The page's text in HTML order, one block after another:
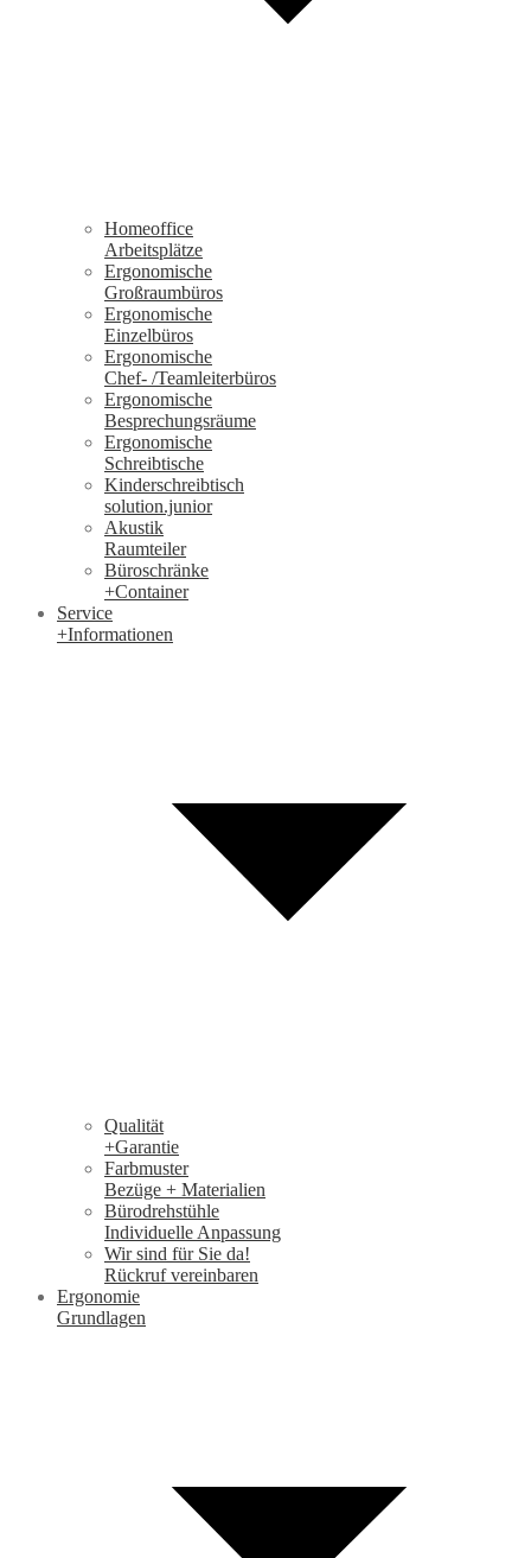
Homeoffice
Arbeitsplätze
Ergonomische
Großraumbüros
Ergonomische
Einzelbüros
Ergonomische
Chef- /Teamleiterbüros
Ergonomische
Besprechungsräume
Ergonomische
Schreibtische
Kinderschreibtisch
solution.junior
Akustik
Raumteiler
Büroschränke
+Container
Service
+Informationen
Qualität
+Garantie
Farbmuster
Bezüge + Materialien
Bürodrehstühle
Individuelle Anpassung
Wir sind für Sie da!
Rückruf vereinbaren
Ergonomie
Grundlagen